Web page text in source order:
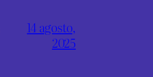
14 agosto,
2025